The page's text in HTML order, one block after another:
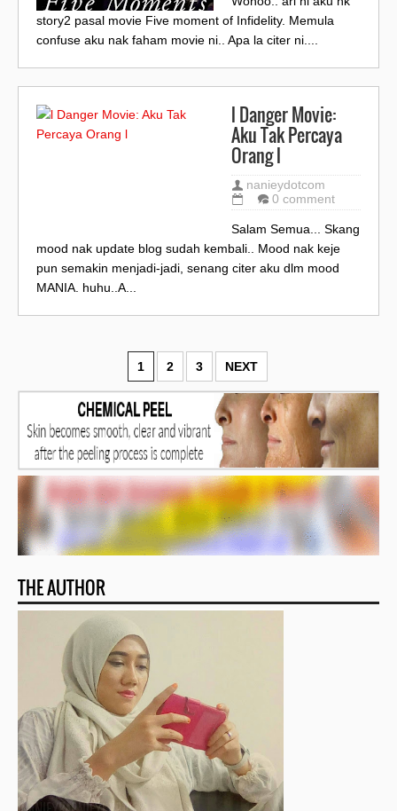
story2 pasal movie Five moment of Infidelity. Memula
confuse aku nak faham movie ni.. Apa la citer ni....
l Danger Movie:
Aku Tak Percaya
Orang l
nanieydotcom
0 comment
Salam Semua... Skang
mood nak update blog sudah kembali.. Mood nak keje
pun semakin menjadi-jadi, senang citer aku dlm mood
MANIA. huhu..A...
1 2 3 NEXT
THE AUTHOR